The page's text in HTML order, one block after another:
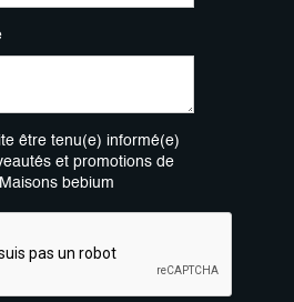
être tenu(e) informé(e)
et promotions de
Maisons bebium